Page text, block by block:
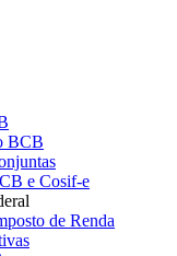
BCB
e Cosif-e
de Renda